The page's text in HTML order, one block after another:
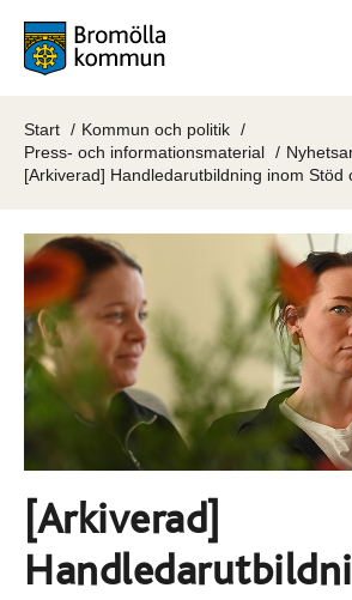
Start
Kommun och politik
Press- och informationsmaterial
[Arkiverad] Handledarutbildning inom Stöd
[Arkiverad]